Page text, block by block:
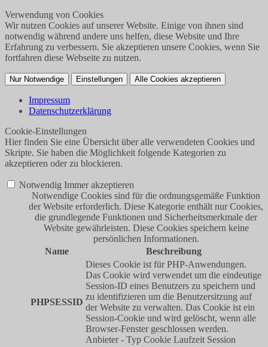
Verwendung von Cookies
Wir nutzen Cookies auf unserer Website. Einige von ihnen sind
notwendig während andere uns helfen, diese Website und Ihre
Erfahrung zu verbessern. Sie akzeptieren unsere Cookies, wenn Sie
fortfahren diese Webseite zu nutzen.
Nur Notwendige Einstellungen Alle Cookies akzeptieren
Impressum
Datenschutzerklärung
Cookie-Einstellungen
Hier finden Sie eine Übersicht über alle verwendeten Cookies und
Skripte. Sie haben die Möglichkeit folgende Kategorien zu
akzeptieren oder zu blockieren.
Notwendig Immer akzeptieren
Notwendige Cookies sind für die ordnungsgemäße Funktion
der Website erforderlich. Diese Kategorie enthält nur Cookies,
die grundlegende Funktionen und Sicherheitsmerkmale der
Website gewährleisten. Diese Cookies speichern keine
persönlichen Informationen.
Name
Beschreibung
PHPSESSID
Dieses Cookie ist für PHP-Anwendungen.
Das Cookie wird verwendet um die eindeutige
Session-ID eines Benutzers zu speichern und
zu identifizieren um die Benutzersitzung auf
der Website zu verwalten. Das Cookie ist ein
Session-Cookie und wird gelöscht, wenn alle
Browser-Fenster geschlossen werden.
Anbieter - Typ Cookie Laufzeit Session